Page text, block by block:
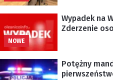
NOWE
Wypadek na
Zderzenie
Potężny